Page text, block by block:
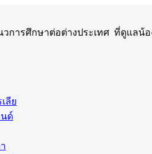
วการศึกษาต่อต่างประเทศ ที่ดูแลน้อ
ลีย
ด์